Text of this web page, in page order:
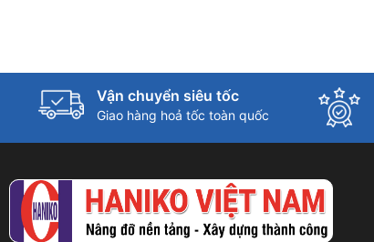
Vận chuyển siêu tốc
Giao hàng hoả tốc toàn quốc